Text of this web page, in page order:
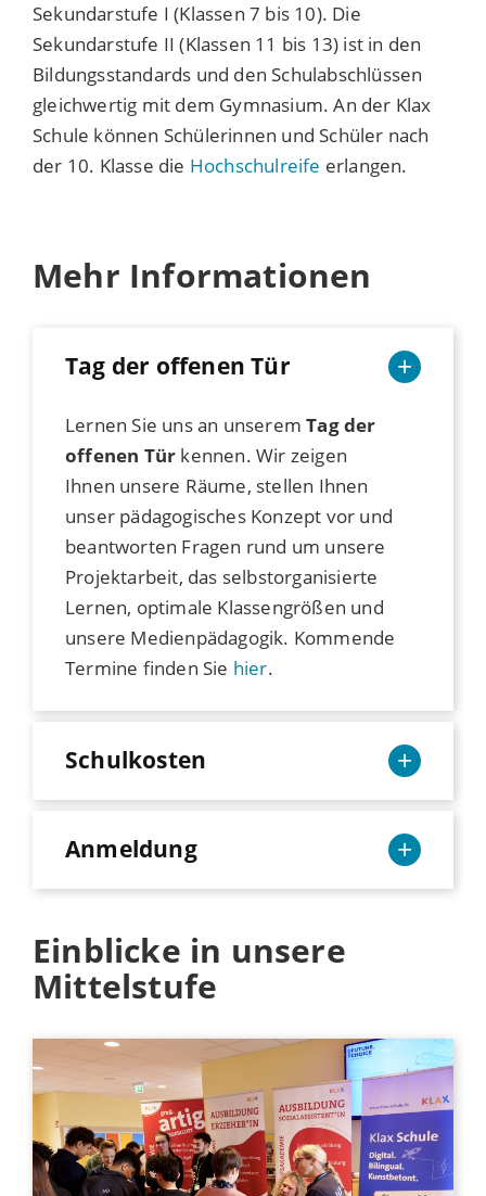
Sekundarstufe I (Klassen 7 bis 10). Die
Sekundarstufe II (Klassen 11 bis 13) ist in den
Bildungsstandards und den Schulabschlüssen
gleichwertig mit dem Gymnasium. An der Klax
Schule können Schülerinnen und Schüler nach
der 10. Klasse die Hochschulreife erlangen.
Mehr Informationen
Tag der offenen Tür
Lernen Sie uns an unseremTag der
offenen Tür kennen. Wir zeigen
Ihnen unsere Räume, stellen Ihnen
unser pädagogisches Konzept vor und
beantworten Fragen rund um unsere
Projektarbeit, das selbstorganisierte
Lernen, optimale Klassengrößen und
unsere Medienpädagogik. Kommende
Termine finden Sie hier.
Schulkosten
Anmeldung
Einblicke in unsere
Mittelstufe